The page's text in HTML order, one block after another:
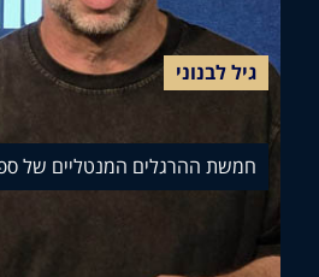
לבנוני
ההרגלים המנטליים של ספורטאי על